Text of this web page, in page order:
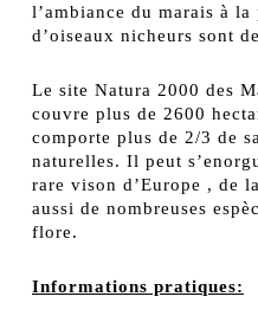
l’ambiance du marais à la
d’oiseaux nicheurs sont
Le site Natura 2000 des
couvre plus de 2600
comporte plus de 2/3 de
naturelles. Il peut
rare vison d’Europe , de
aussi de nombreuses
flore.
Informations pratiques: